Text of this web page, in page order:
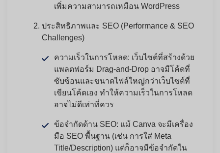
เพิ่มความสามารถเหมือน WordPress
ประสิทธิภาพและ SEO (Performance & SEO
Challenges)
ความเร็วในการโหลด: เว็บไซต์ที่สร้างด้วย
แพลตฟอร์ม Drag-and-Drop อาจมีโค้ดที่
ซับซ้อนและขนาดไฟล์ใหญ่กว่าเว็บไซต์ที่
เขียนโค้ดเอง ทำให้ความเร็วในการโหลด
อาจไม่ดีเท่าที่ควร
ข้อจำกัดด้าน SEO: แม้ Canva จะมีเครื่อง
มือ SEO พื้นฐาน (เช่น การใส่ Meta
Title/Description) แต่ก็อาจมีข้อจำกัดใน